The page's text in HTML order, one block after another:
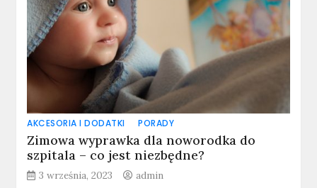
AKCESORIA I DODATKI PORADY
Zimowa wyprawka dla noworodka do
szpitala – co jest niezbędne?
3 września, 2023 admin